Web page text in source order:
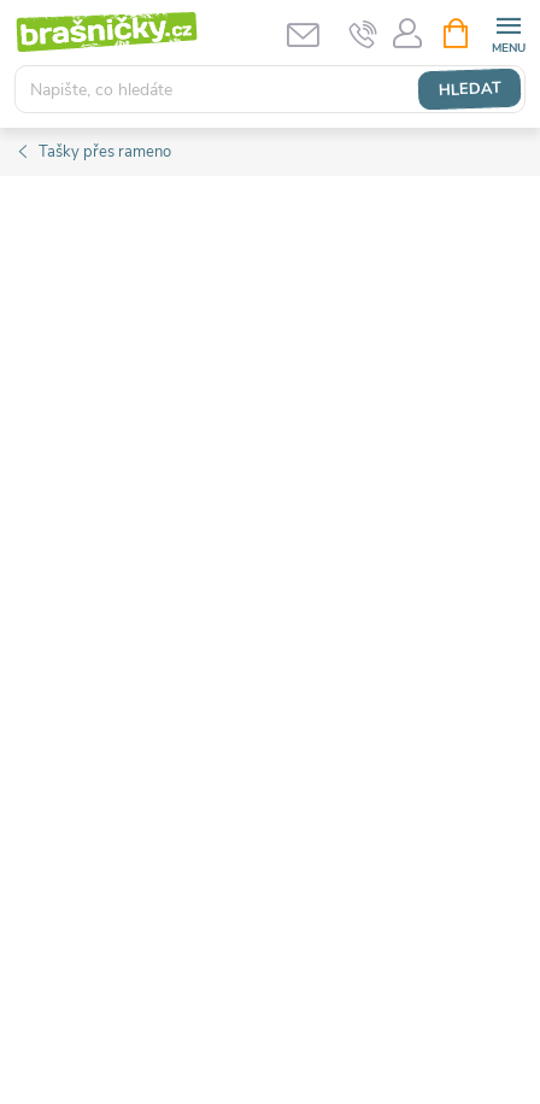
Přejít
obsah
HLEDAT
NÁKUPNÍ
KOŠÍK
Tašky přes rameno